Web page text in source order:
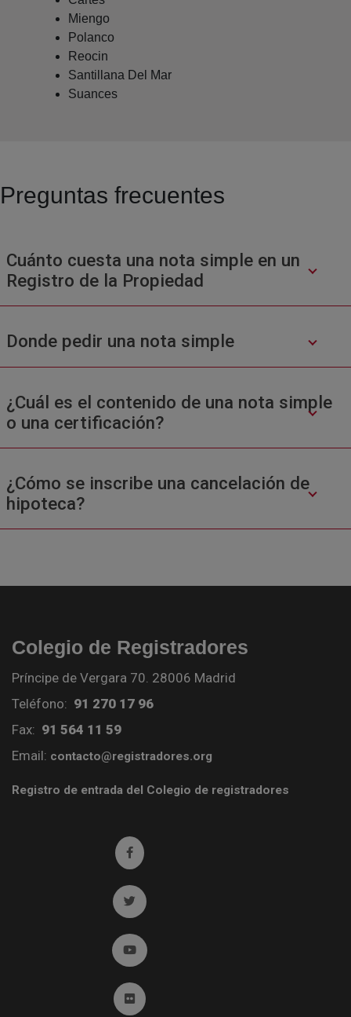
Miengo
Polanco
Reocin
Santillana Del Mar
Suances
Preguntas frecuentes
Cuánto cuesta una nota simple en un
Registro de la Propiedad
Donde pedir una nota simple
¿Cuál es el contenido de una nota simple
o una certificación?
¿Cómo se inscribe una cancelación de
hipoteca?
Colegio de Registradores
Príncipe de Vergara 70. 28006 Madrid
Teléfono: 91 270 17 96
Fax: 91 564 11 59
Email: contacto@registradores.org
Registro de entrada del Colegio de registradores
Ir a facebook (abre en ventana nueva)
Ir a twitter (abre en ventana nueva)
Ir a YouTube (abre en ventana nueva)
Ir a Flickr (abre en ventana nueva)